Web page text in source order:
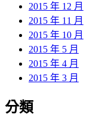
2015 年 12 月
2015 年 11 月
2015 年 10 月
2015 年 5 月
2015 年 4 月
2015 年 3 月
分類